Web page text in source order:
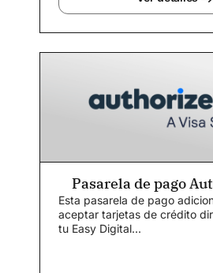
Pasarela de pago
Esta pasarela de pago
aceptar tarjetas de crédito
tu Easy Digital...